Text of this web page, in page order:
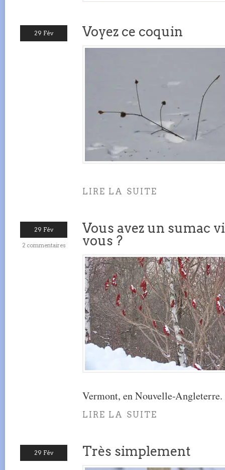
29 Fév Voyez ce coquin
LIRE LA SUITE
29 Fév
2 commentaires
Vous avez un sumac
vous ?
Vermont, en Nouvelle-Angleterre.
LIRE LA SUITE
29 Fév Très simplement